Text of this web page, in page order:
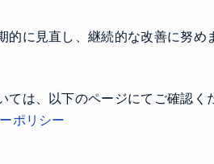
に見直し、継続的な改善に努め
は、以下のページにてご確認く
ポリシー